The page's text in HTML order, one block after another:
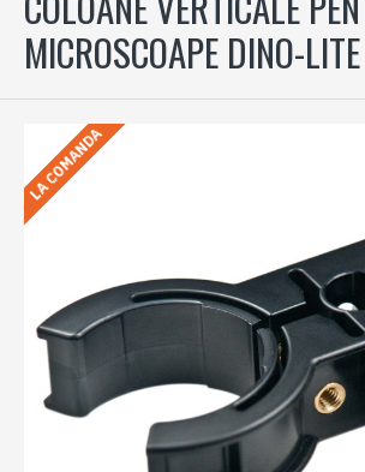
MICROSCOAPE DINO-LITE
LA COMANDA